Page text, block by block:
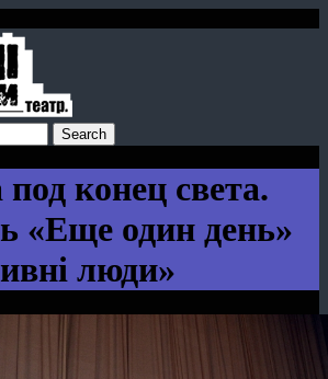
конец света.
«Еще один день»
люди»